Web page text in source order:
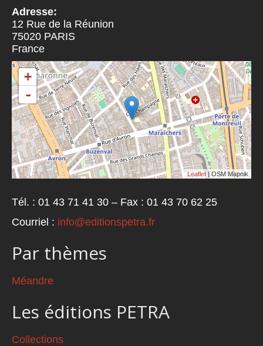
Adresse:
12 Rue de la Réunion
75020 PARIS
France
+
-
Leaflet | OSM Mapnik
Tél. : 01 43 71 41 30 – Fax : 01 43 70 62 25
Courriel : info@editionspetra.fr
Par thèmes
Méandre
Les éditions PETRA
Collections